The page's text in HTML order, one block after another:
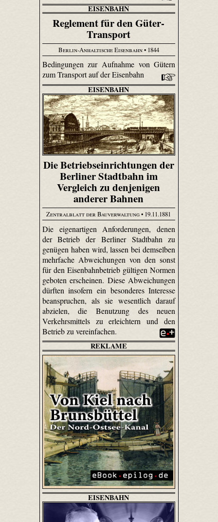
EISENBAHN
Reglement für den Güter-
Transport
Berlin-Anhaltische Eisenbahn• 1844
Bedingungen zur Aufnahme von Gütern
zum Transport auf der Eisenbahn
EISENBAHN
Die Betriebseinrichtungen der
Berliner Stadtbahn im
Vergleich zu denjenigen
anderer Bahnen
Zentralblatt der Bauverwaltung• 19.11.1881
Die eigenartigen Anforderungen, denen
der Betrieb der Berliner Stadtbahn zu
genügen haben wird, lassen bei demselben
mehrfache Abweichungen von den sonst
für den Eisenbahnbetrieb gültigen Normen
geboten erscheinen. Diese Abweichungen
dürften insofern ein besonderes Interesse
beanspruchen, als sie wesentlich darauf
abzielen, die Benutzung des neuen
Verkehrsmittels zu erleichtern und den
Betrieb zu vereinfachen.
REKLAME
EISENBAHN